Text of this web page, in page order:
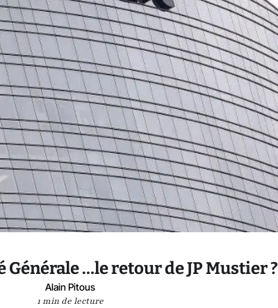
…le retour de JP Mustier ?
Alain Pitous
1 min de lecture